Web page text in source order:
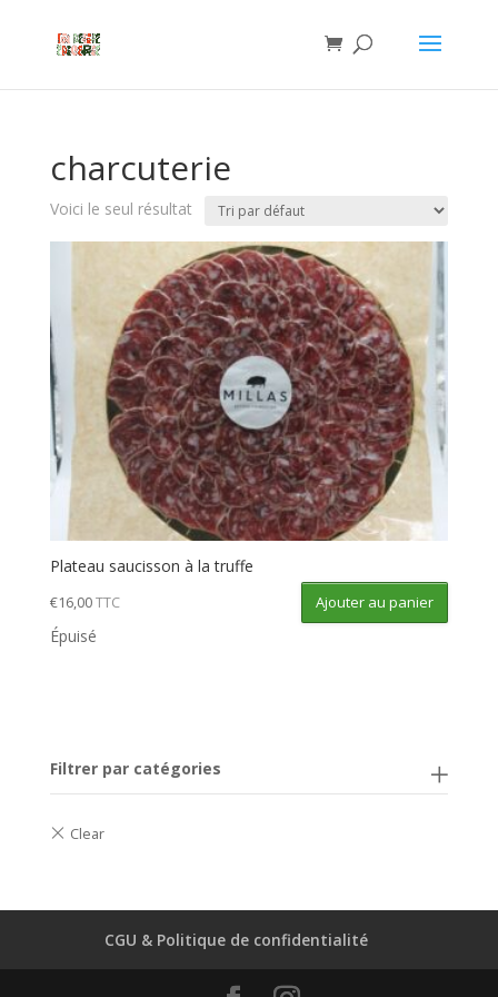
charcuterie
Voici le seul résultat
Plateau saucisson à la truffe
€16,00TTC Ajouter au panier
Épuisé
Filtrer par catégories
CGU & Politique de confidentialité